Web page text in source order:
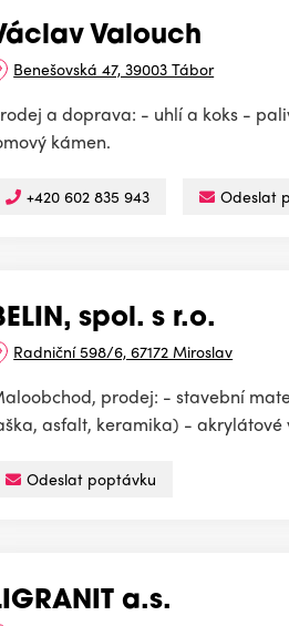
Valouch
Benešovská 47, 39003 Tábor
a doprava: - uhlí a koks -
kámen.
+420 602 835 943 Odeslat
spol. s r.o.
Radniční 598/6, 67172 Miroslav
prodej: - stavební
asfalt, keramika) - akrylátové
Odeslat poptávku
a.s.